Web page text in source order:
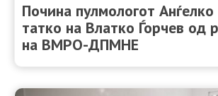
Почина пулмологот Анѓелко
татко на Влатко Ѓорчев од
на ВМРО-ДПМНЕ